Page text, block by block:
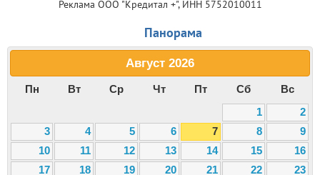
Реклама ООО "Кредитал +", ИНН 5752010011
Панорама
Август 2026
Пн Вт Ср Чт Пт Сб
Вс
1
2
3
4 5 6 7 8
9
10
11 12 13 14 15
16
17
18 19 20 21 22
23